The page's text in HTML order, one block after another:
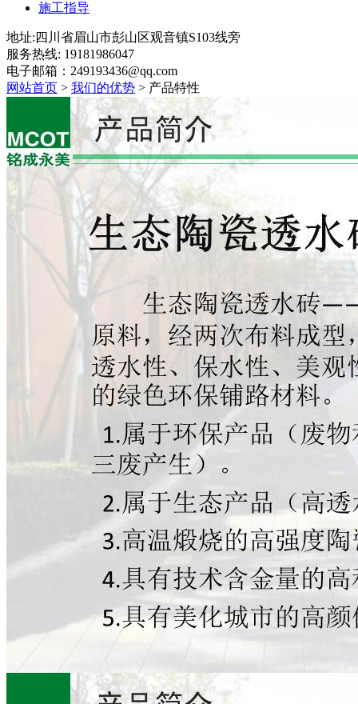
施工指导
地址:四川省眉山市彭山区观音镇S103线旁
服务热线: 19181986047
电子邮箱：249193436@qq.com
网站首页 > 我们的优势 > 产品特性